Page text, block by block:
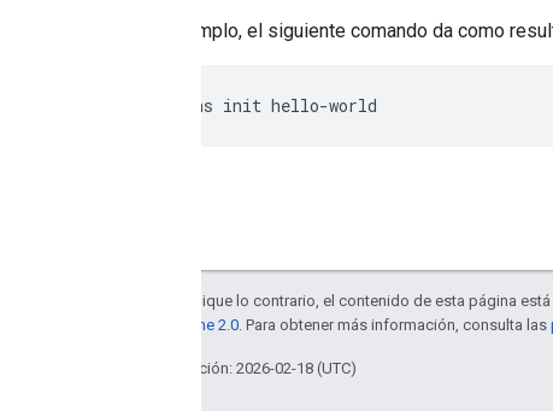
Por ejemplo, el siguiente comando da como
gactions init hello-world
Salvo que se indique lo contrario, el contenido de esta página
licencia Apache 2.0 . Para obtener más información, consulta las
Última actualización: 2026-02-18 (UTC)